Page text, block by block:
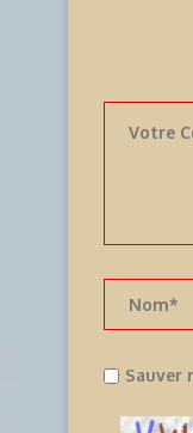
Sauver